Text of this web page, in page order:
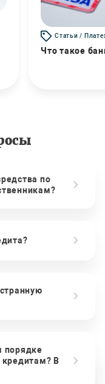
Статьи /
Что такое
по
порядке
кредитам? В